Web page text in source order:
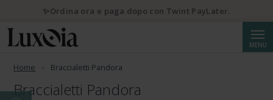
MENU
Home Braccialetti Pandora
Braccialetti Pandora
✨Ordina ora e paga dopo con Twint PayLater.